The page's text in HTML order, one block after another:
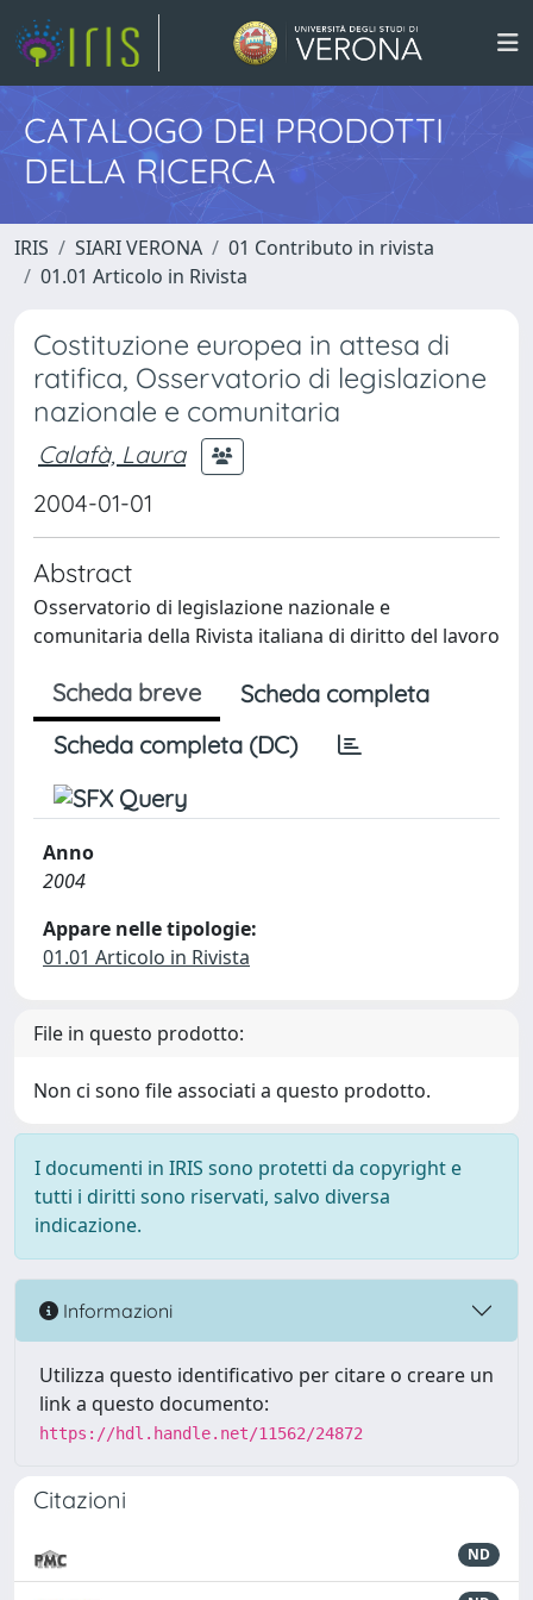
CATALOGO DEI PRODOTTI
DELLA RICERCA
IRIS SIARI VERONA
01 Contributo in rivista
01.01 Articolo in Rivista
Costituzione europea in attesa di
ratifica, Osservatorio di legislazione
nazionale e comunitaria
Calafà, Laura
2004-01-01
Abstract
Osservatorio di legislazione nazionale e
comunitaria della Rivista italiana di diritto del lavoro
Scheda breve
Scheda completa
Scheda completa (DC)
Anno
2004
Appare nelle tipologie:
01.01 Articolo in Rivista
File in questo prodotto:
Non ci sono file associati a questo prodotto.
I documenti in IRIS sono protetti da copyright e
tutti i diritti sono riservati, salvo diversa
indicazione.
Informazioni
Utilizza questo identificativo per citare o creare un
link a questo documento:
https://hdl.handle.net/11562/24872
Citazioni
ND